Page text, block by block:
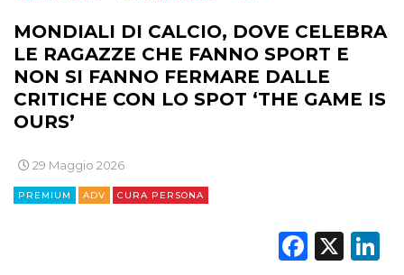
CINEMA
DIGITALE
EDITORIA
ESTERNA
MONDIALI DI CALCIO, DOVE CELEBRA
LE RAGAZZE CHE FANNO SPORT E
NON SI FANNO FERMARE DALLE
CRITICHE CON LO SPOT ‘THE GAME IS
OURS’
29 Maggio 2026
PREMIUM ADV CURA PERSONA
X